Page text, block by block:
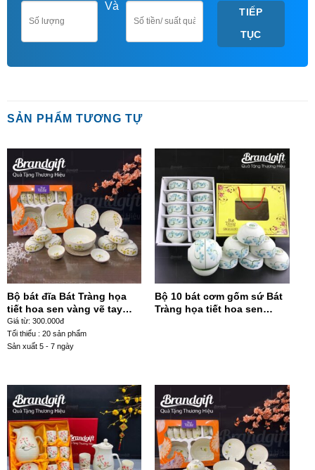
Và
TIẾP
TỤC
SẢN PHẨM TƯƠNG TỰ
Bộ bát đĩa Bát Tràng họa
tiết hoa sen vàng vẽ tay
BD-45
Giá từ: 300.000đ
Tối thiểu : 20 sản phẩm
Sản xuất 5 - 7 ngày
Bộ 10 bát cơm gốm sứ Bát
Tràng họa tiết hoa sen